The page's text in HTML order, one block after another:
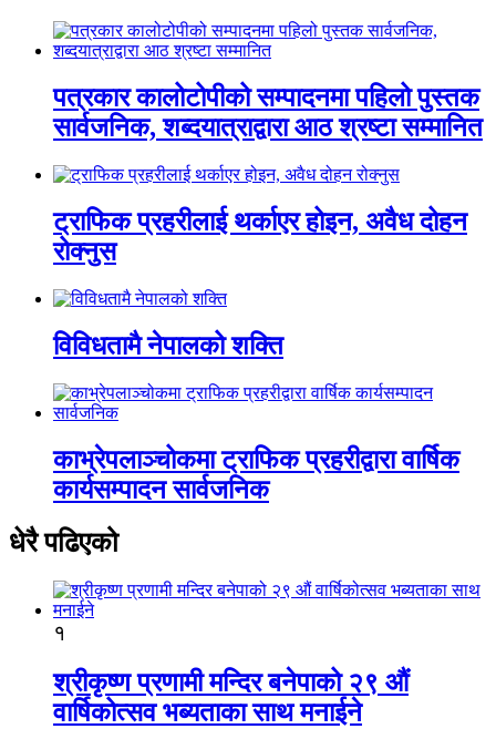
पत्रकार कालोटोपीको सम्पादनमा पहिलो पुस्तक
सार्वजनिक, शब्दयात्राद्वारा आठ श्रष्टा सम्मानित
ट्राफिक प्रहरीलाई थर्काएर होइन, अवैध दोहन
रोक्नुस
विविधतामै नेपालको शक्ति
काभ्रेपलाञ्चोकमा ट्राफिक प्रहरीद्वारा वार्षिक
कार्यसम्पादन सार्वजनिक
धेरै पढिएको
१
श्रीकृष्ण प्रणामी मन्दिर बनेपाको २९ औं
वार्षिकोत्सव भब्यताका साथ मनाईने